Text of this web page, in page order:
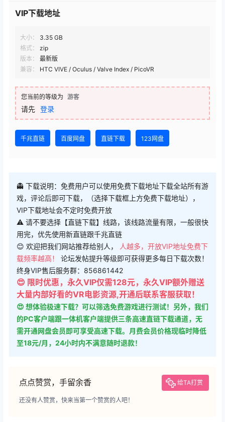
VIP下载地址
大小：
3.35 GB
格式：
zip
版本：
最新版
兼容：
HTC VIVE / Oculus / Valve Index / PicoVR
您当前的等级为 游客
请先 登录
千兆直链 百度网盘 直链下载 123网盘
👻 下载说明：免费用户可以使用免费下载地址下载全站所有游
戏，评论后即可下载，（选择下载框上方免费下载地址），
VIP下载地址会不定时免费开放
⚠ 请不要选择【直链下载】线路，该线路流量有限，一般很快
用完，优先使用新直链跟千兆直链
😊 欢迎把我们网站推荐给别人，
人越多，开放VIP地址免费下
载频率越高！ 论坛发帖提升等级即可获得更多每日下载次数！
终身VIP售后服务群：856861442
😍 限时优惠，永久VIP仅需128元，永久VIP额外赠送
大量内部好看的VR电影资源,开通后联系客服获取！
😍 想体验极速下载？可以筛选免费游戏进行测试！另外，我们
的PC客户端跟一体机客户端提供三条高速直链下载通道，无
需开通网盘会员即可享受高速下载。月费会员价格现临时降低
至18元/月，24小时内不满意随时退款！
点点赞赏，手留余香 给TA打赏
还没有人赞赏，快来当第一个赞赏的人吧！